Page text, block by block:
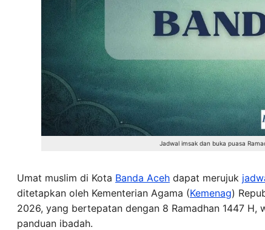
Jadwal imsak dan buka puasa
Umat muslim di Kota Banda Aceh dapat merujuk
ditetapkan oleh Kementerian Agama (Kemenag)
2026, yang bertepatan dengan 8 Ramadhan 1447
panduan ibadah.